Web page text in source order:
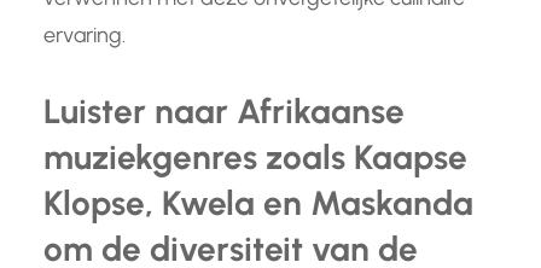
ervaring.
Luister naar Afrikaanse
muziekgenres zoals Kaapse
Klopse, Kwela en Maskanda
om de diversiteit van de